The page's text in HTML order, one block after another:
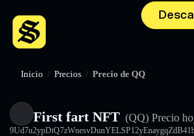
Inicio / Precios / Precio de QQ
First fart NFT (QQ) Precio